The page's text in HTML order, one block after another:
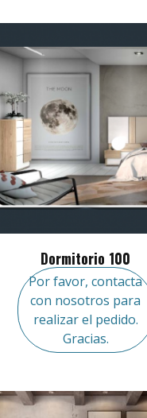
Dormitorio 100
Por favor, contacta
con nosotros para
realizar el pedido.
Gracias.